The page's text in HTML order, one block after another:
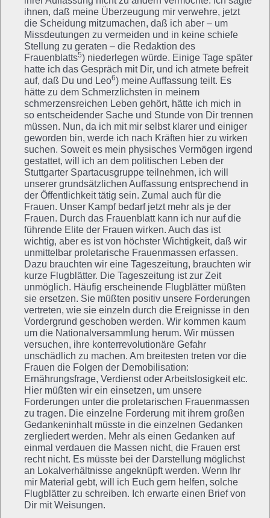
ihnen, daß meine Überzeugung mir verwehre, jetzt
die Scheidung mitzumachen, daß ich aber – um
Missdeutungen zu vermeiden und in keine schiefe
Stellung zu geraten – die Redaktion des
Frauenblatts5) niederlegen würde. Einige Tage später
hatte ich das Gespräch mit Dir, und ich atmete befreit
auf, daß Du und Leo6) meine Auffassung teilt. Es
hätte zu dem Schmerzlichsten in meinem
schmerzensreichen Leben gehört, hätte ich mich in
so entscheidender Sache und Stunde von Dir trennen
müssen. Nun, da ich mit mir selbst klarer und einiger
geworden bin, werde ich nach Kräften hier zu wirken
suchen. Soweit es mein physisches Vermögen irgend
gestattet, will ich an dem politischen Leben der
Stuttgarter Spartacusgruppe teilnehmen, ich will
unserer grundsätzlichen Auffassung entsprechend in
der Öffentlichkeit tätig sein. Zumal auch für die
Frauen. Unser Kampf bedarf jetzt mehr als je der
Frauen. Durch das Frauenblatt kann ich nur auf die
führende Elite der Frauen wirken. Auch das ist
wichtig, aber es ist von höchster Wichtigkeit, daß wir
unmittelbar proletarische Frauenmassen erfassen.
Dazu brauchten wir eine Tageszeitung, brauchten wir
kurze Flugblätter. Die Tageszeitung ist zur Zeit
unmöglich. Häufig erscheinende Flugblätter müßten
sie ersetzen. Sie müßten positiv unsere Forderungen
vertreten, wie sie einzeln durch die Ereignisse in den
Vordergrund geschoben werden. Wir kommen kaum
um die Nationalversammlung herum. Wir müssen
versuchen, ihre konterrevolutionäre Gefahr
unschädlich zu machen. Am breitesten treten vor die
Frauen die Folgen der Demobilisation:
Ernährungsfrage, Verdienst oder Arbeitslosigkeit etc.
Hier müßten wir ein einsetzen, um unsere
Forderungen unter die proletarischen Frauenmassen
zu tragen. Die einzelne Forderung mit ihrem großen
Gedankeninhalt müsste in die einzelnen Gedanken
zergliedert werden. Mehr als einen Gedanken auf
einmal verdauen die Massen nicht, die Frauen erst
recht nicht. Es müsste bei der Darstellung möglichst
an Lokalverhältnisse angeknüpft werden. Wenn Ihr
mir Material gebt, will ich Euch gern helfen, solche
Flugblätter zu schreiben. Ich erwarte einen Brief von
Dir mit Weisungen.